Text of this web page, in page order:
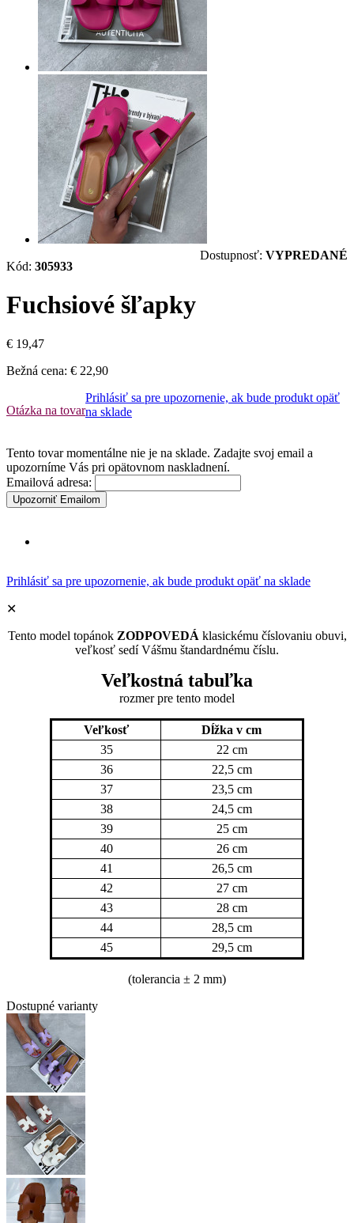
Kód: 305933
Dostupnosť: VYPREDANÉ
Fuchsiové šľapky
€ 19,47
Bežná cena: € 22,90
Otázka na tovar
Prihlásiť sa pre upozornenie, ak bude produkt opäť
na sklade
Tento tovar momentálne nie je na sklade. Zadajte svoj email a
upozorníme Vás pri opätovnom naskladnení.
Emailová adresa:
Upozorniť Emailom
Prihlásiť sa pre upozornenie, ak bude produkt opäť na sklade
✕
Tento model topánok ZODPOVEDÁ klasickému číslovaniu obuvi,
veľkosť sedí Vášmu štandardnému číslu.
Veľkostná tabuľka
rozmer pre tento model
Veľkosť
Dĺžka v cm
35
22 cm
36
22,5 cm
37
23,5 cm
38
24,5 cm
39
25 cm
40
26 cm
41
26,5 cm
42
27 cm
43
28 cm
44
28,5 cm
45
29,5 cm
(tolerancia ± 2 mm)
Dostupné varianty